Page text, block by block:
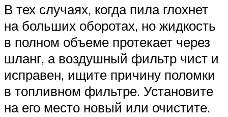
В тех случаях, когда пила глохнет
на больших оборотах, но жидкость
в полном объеме протекает через
шланг, а воздушный фильтр чист и
исправен, ищите причину поломки
в топливном фильтре. Установите
на его место новый или очистите.